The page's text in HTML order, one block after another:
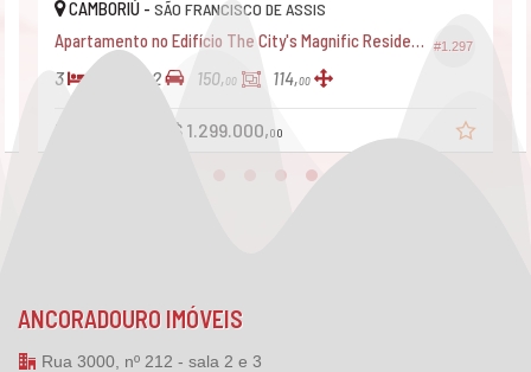
#1.297
CAMBORIÚ -SÃO FRANCISCO DE ASSIS
Apartamento no Edifício The City's Magnific Residence
3 2 150, 00 114,00
R$ 1.649.900 R$ 1.299.000,00
ANCORADOURO IMÓVEIS
Rua 3000, nº 212 - sala 2 e 3